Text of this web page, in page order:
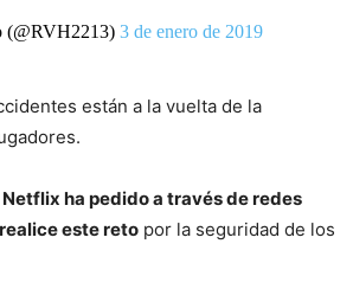
(@RVH2213) 3 de enero de 2019
están a la vuelta de la
Netflix ha pedido a través de redes
este reto por la seguridad de los